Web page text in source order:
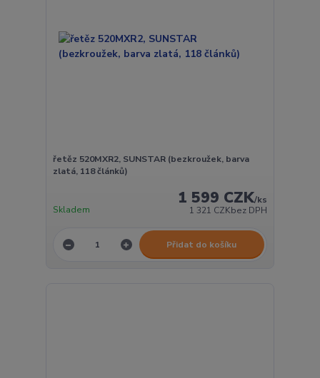
řetěz 520MXR2, SUNSTAR (bezkroužek, barva
zlatá, 118 článků)
1 599 CZK/ks
1 321 CZKbez DPH
Skladem
Přidat do košíku